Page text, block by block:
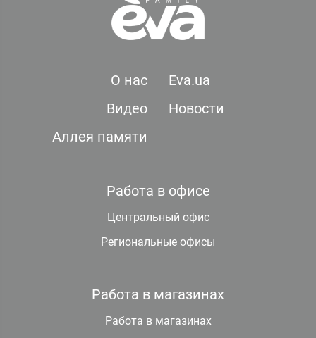
О нас
Eva.ua
Видео
Новости
Аллея памяти
Работа в офисе
Центральный офис
Региональные офисы
Работа в магазинах
Работа в магазинах